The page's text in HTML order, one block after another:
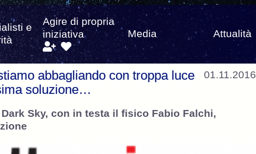
e
Agire di propria
iniziativa
Media Attualità
01.11.2016
abbagliando con troppa luce
soluzione…
Sky, con in testa il fisico Fabio Falchi,